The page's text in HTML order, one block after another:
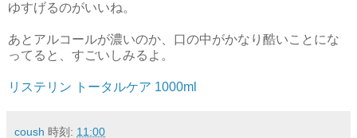
ゆすげるのがいいね。
あとアルコールが濃いのか、口の中がかなり酷いことにな
ってると、すごいしみるよ。
リステリン トータルケア 1000ml
coush 時刻: 11:00